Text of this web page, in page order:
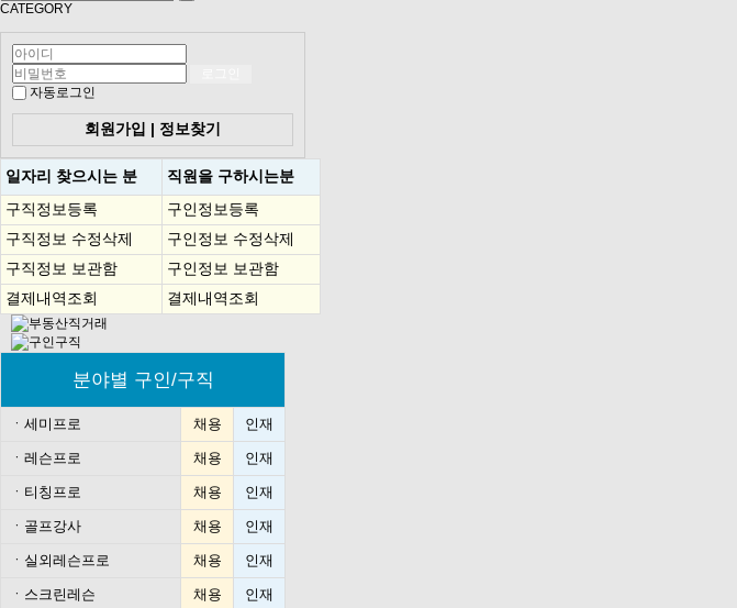
CATEGORY
자동로그인
회원가입 | 정보찾기
일자리 찾으시는 분 직원을 구하시는분
구직정보등록
구인정보등록
구직정보 수정삭제
구인정보 수정삭제
구직정보 보관함
구인정보 보관함
결제내역조회
결제내역조회
분야별 구인/구직
ㆍ 세미프로 채용 인재
ㆍ 레슨프로 채용 인재
ㆍ 티칭프로 채용 인재
ㆍ 골프강사 채용 인재
ㆍ 실외레슨프로 채용 인재
ㆍ 스크린레슨 채용 인재